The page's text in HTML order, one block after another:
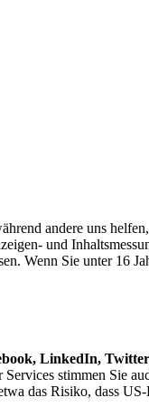
andere uns
und
Wenn Sie unter 16
LinkedIn,
stimmen Sie
das Risiko, dass